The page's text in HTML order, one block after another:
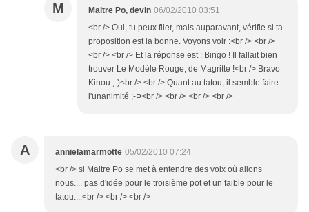
M Maitre Po, devin 06/02/2010 03:51
<br /> Oui, tu peux filer, mais auparavant, vérifie si ta
proposition est la bonne. Voyons voir :<br /> <br />
<br /> <br /> Et la réponse est : Bingo ! Il fallait bien
trouver Le Modèle Rouge, de Magritte !<br /> Bravo
Kinou ;-)<br /> <br /> Quant au tatou, il semble faire
l'unanimité ;-Þ<br /> <br /> <br /> <br />
A annielamarmotte 05/02/2010 07:24
<br /> si Maitre Po se met à entendre des voix où allons
nous.... pas d'idée pour le troisième pot et un faible pour le
tatou....<br /> <br /> <br />